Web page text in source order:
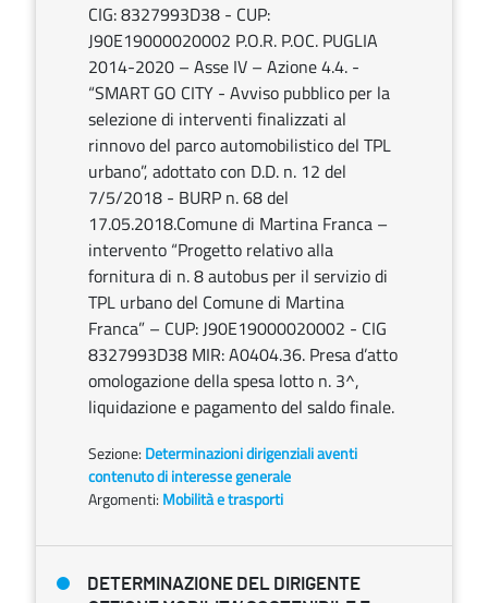
CIG: 8327993D38 - CUP:
J90E19000020002 P.O.R. P.OC. PUGLIA
2014-2020 – Asse IV – Azione 4.4. -
“SMART GO CITY - Avviso pubblico per la
selezione di interventi finalizzati al
rinnovo del parco automobilistico del TPL
urbano”, adottato con D.D. n. 12 del
7/5/2018 - BURP n. 68 del
17.05.2018.Comune di Martina Franca –
intervento “Progetto relativo alla
fornitura di n. 8 autobus per il servizio di
TPL urbano del Comune di Martina
Franca” – CUP: J90E19000020002 - CIG
8327993D38 MIR: A0404.36. Presa d’atto
omologazione della spesa lotto n. 3^,
liquidazione e pagamento del saldo finale.
Sezione: Determinazioni dirigenziali aventi
contenuto di interesse generale
Argomenti: Mobilità e trasporti
DETERMINAZIONE DEL DIRIGENTE